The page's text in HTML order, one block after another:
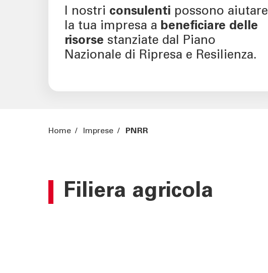
I nostri consulenti possono aiutare
la tua impresa a beneficiare delle
risorse stanziate dal Piano
Nazionale di Ripresa e Resilienza.
Home / Imprese / PNRR
Filiera agricola